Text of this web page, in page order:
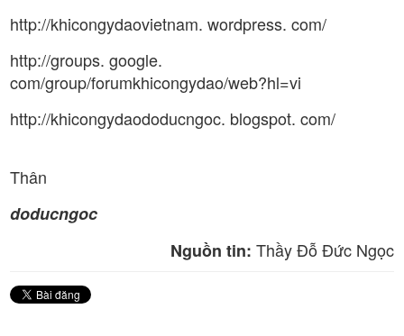
http://khicongydaovietnam. wordpress. com/
http://groups. google.
com/group/forumkhicongydao/web?hl=vi
http://khicongydaododucngoc. blogspot. com/
Thân
doducngoc
Nguồn tin: Thầy Đỗ Đức Ngọc